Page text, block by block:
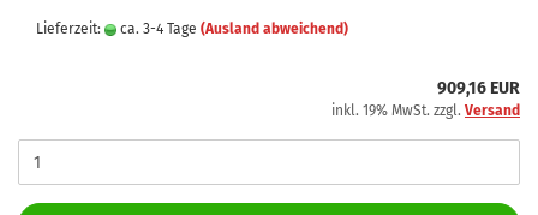
Lieferzeit: ca. 3-4 Tage (Ausland abweichend)
909,16 EUR
inkl. 19% MwSt. zzgl. Versand